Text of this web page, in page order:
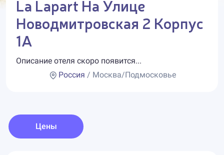
La Lapart На Улице
Новодмитровская 2 Корпус
1А
Описание отеля скоро появится...
Россия / Москва/Подмосковье
Цены